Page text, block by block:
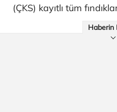
(ÇKS) kayıtlı tüm
Haberin